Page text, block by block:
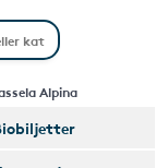
Alpina